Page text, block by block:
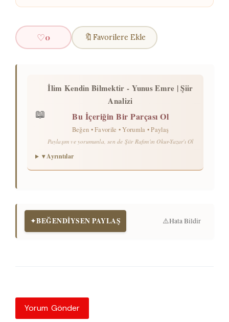
♡0 🔖 Favorilere Ekle
📖
İlim Kendin Bilmektir - Yunus Emre | Şiir
Analizi
Bu İçeriğin Bir Parçası Ol
Beğen • Favorile • Yorumla • Paylaş
Paylaşım ve yorumunla, sen de Şiir Rafım'ın Okur-Yazar'ı Ol
▾ Ayrıntılar
✦BEĞENDİYSEN PAYLAŞ ⚠️Hata Bildir
Yorum Gönder